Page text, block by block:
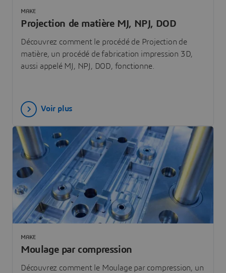
Projection de matière MJ, NPJ, DOD
Découvrez comment le procédé de Projection de
matière, un procédé de fabrication impression 3D,
aussi appelé MJ, NPJ, DOD, fonctionne.
MAKE
Voir plus
Moulage par compression
Découvrez comment le Moulage par compression, un
MAKE